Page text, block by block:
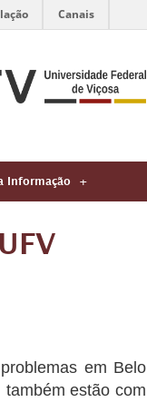
Canais
Informação
em Belo
estão com